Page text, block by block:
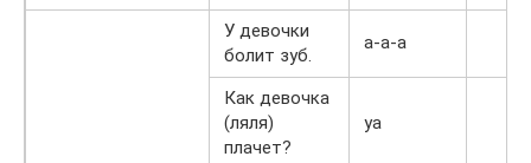
У девочки
болит зуб.
а-а-а
Как девочка
(ляля)
плачет?
уа